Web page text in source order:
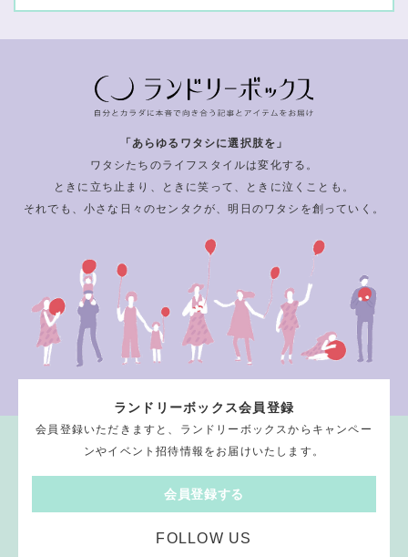
「あらゆるワタシに選択肢を」
ワタシたちのライフスタイルは変化する。
ときに立ち止まり、ときに笑って、ときに泣くことも。
それでも、小さな日々のセンタクが、明日のワタシを創っていく。
ランドリーボックス会員登録
会員登録いただきますと、ランドリーボックスからキャンペー
ンやイベント招待情報をお届けいたします。
会員登録する
FOLLOW US